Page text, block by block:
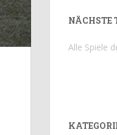
NÄCHSTE
Alle Spiele